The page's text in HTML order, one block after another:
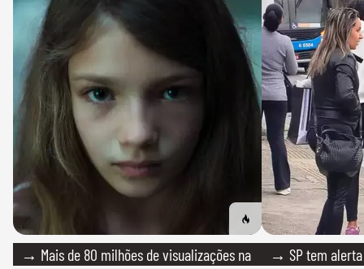
→ Mais de 80 milhões de visualizações na
→ SP tem